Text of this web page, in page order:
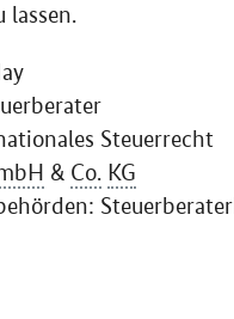
lassen.
Steuerrecht
& Co. KG